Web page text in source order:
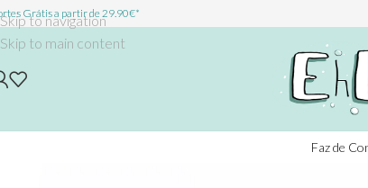
Skip to navigation
Skip to main content
Grátis a partir de 29.90€*
Faz de